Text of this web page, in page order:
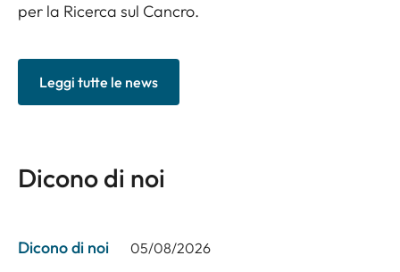
per la Ricerca sul Cancro.
Leggi tutte le news
Dicono di noi
Dicono di noi 05/08/2026